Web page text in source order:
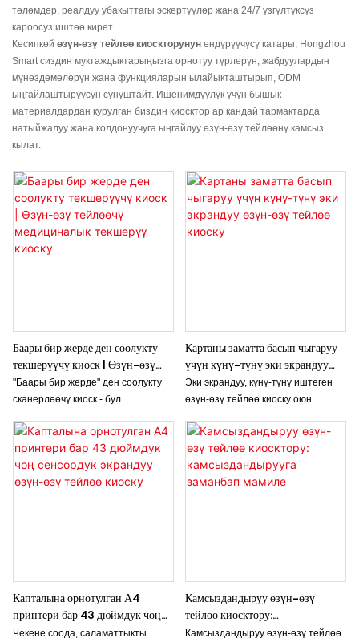
төлөмдөр, реалдуу убакыттагы эскертүүлөр жана 24/7 үзгүлтүксүз
кароосуз иштөө кирет.
Кесипкөй өзүн-өзү тейлөө киоскторунун өндүрүүчүсү катары, Hongzhou
Smart сиздин муктаждыктарыңызга орнотуу түрлөрүн, жабдуулардын
мүнөздөмөлөрүн жана функцияларын ылайыкташтырып, ODM
ыңгайлаштыруусун сунуштайт. Ишенимдүүлүк үчүн бышык
материалдардан курулган биздин киосктор ар кандай тармактарда
натыйжалуу жана колдонуучуга ыңгайлуу өзүн-өзү тейлөөнү камсыз
кылат.
Баары бир жерде ден соолукту
текшерүүчү киоск | Өзүн-өзү
тейлөөчү медициналык текшерүү
киоску
"Баары бир жерде" ден соолукту
сканерлөөчү киоск - бул
тараптуу ден соолукту баалоону
камсыз кылуу үчүн иштелип чыккан
заманбап өзүн-өзү тейлөө
медициналык скрининг чечими.
жана ыңгайлуу жана жеткиликтүү
түрдө жекелештирилген ден
соолук маалыматтарын алууга
мүмкүндүк берет.
Картаны заматта басып чыгаруу
үчүн күнү-түнү эки экрандуу
өзүн-өзү тейлөө киоску
Эки экрандуу, күнү-түнү иштеген
өзүн-өзү тейлөө киоску оюн
жана ачкычтарды күнү-түнү
ыңгайлуу түрдө берүүгө мүмкүндүк
берет, ошол эле учурда эсептерди
үзгүлтүксүз төлөө
операциялык натыйжалуулукту
жогорулатат.
Капталына орнотулган А4
принтери бар 43 дюймдук чоң
сенсордук экрандуу өзүн-өзү
Чекене соода, саламаттыкты
Камсыздандыруу өзүн-өзү
тейлөө киосктору:
камсыздандырууга заманбап
Камсыздандыруу өзүн-өзү тейлөө